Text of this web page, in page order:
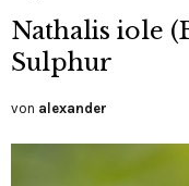
Nathalis iole
Sulphur
von alexander